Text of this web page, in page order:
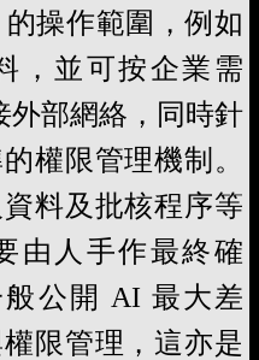
操作範圍，例如
，並可按企業需
外部網絡，同時針
權限管理機制。
料及批核程序等
由人手作最終確
公開 AI 最大差
限管理，這亦是